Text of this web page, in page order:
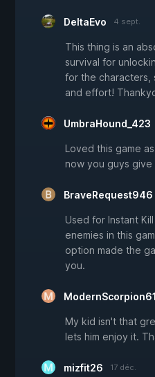
DeltaEvo 4 sept.
This thing is an
survival for
for the characters,
and effort!
UmbraHound_423
Loved this game
now you guys give
BraveRequest946
Used for Instant
enemies in this
option made the
you.
My kid isn't that
lets him enjoy it.
mizfit26 17 déc.